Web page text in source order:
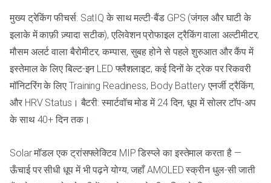
मुख्य ट्रेकिंग फीचर्स: SatIQ के साथ मल्टी-बैंड GPS (जंगल और घाटी के
इलाके में काफ़ी ज़्यादा सटीक), एलिवेशन प्रोफाइल ट्रैकिंग वाला अल्टीमीटर,
मौसम अलर्ट वाला बैरोमीटर, कम्पास, सुबह होने से पहले शुरुआत और कैंप में
इस्तेमाल के लिए बिल्ट-इन LED फ्लैशलाइट, कई दिनों के ट्रेक पर रिकवरी
मॉनिटरिंग के लिए Training Readiness, Body Battery एनर्जी ट्रैकिंग,
और HRV Status। बैटरी: स्मार्टवॉच मोड में 24 दिन, धूप में सोलर टॉप-अप
के साथ 40+ दिन तक।
Solar मॉडल एक ट्रांसफ्लेक्टिव MIP डिस्प्ले का इस्तेमाल करता है —
ऊँचाई पर सीधी धूप में भी पढ़ने योग्य, जहाँ AMOLED स्क्रीन धुल-सी जाती